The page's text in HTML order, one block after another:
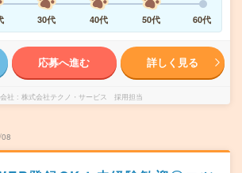
30代 40代 50代 60代
応募へ進む 詳しく見る
社 株式会社テクノ・サービス 採用担当